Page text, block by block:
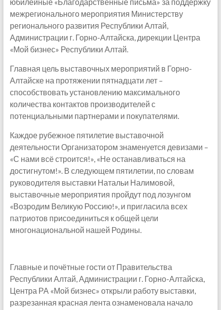
межрегионального мероприятия Министерству
регионального развития Республики Алтай,
Администрации г. Горно-Алтайска, дирекции Центра
«Мой бизнес» Республики Алтай.
Главная цель выставочных мероприятий в Горно-
Алтайске на протяжении пятнадцати лет –
способствовать установлению максимального
количества контактов производителей с
потенциальными партнерами и покупателями.
Каждое рубежное пятилетие выставочной
деятельности Организатором знаменуется девизами –
«С нами всё строится!», «Не останавливаться на
достигнутом!». В следующем пятилетии, по словам
руководителя выставки Натальи Налимовой,
выставочные мероприятия пройдут под лозунгом
«Возродим Великую Россию!», и пригласила всех
патриотов присоединиться к общей цели
многонациональной нашей Родины.
Главные и почётные гости от Правительства
Республики Алтай, Администрации г. Горно-Алтайска,
Центра РА «Мой бизнес» открыли работу выставки,
разрезанная красная лента ознаменовала начало